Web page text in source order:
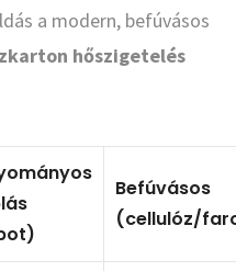
a modern, befúvásos
hőszigetelés
Befúvásos
(cellulóz/